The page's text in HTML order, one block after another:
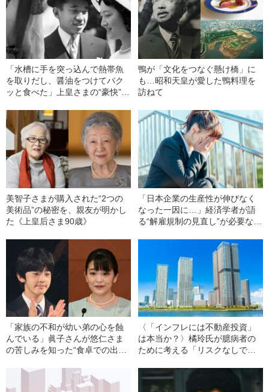
「水槽に手を突っ込んで熱帯魚
を取りだし、醤油をつけてパク
ッと食べた」上皇さまの“豪快”な
鴨が「文化をつなぐ懸け橋」に
も…昭和天皇が愛した鴨料理を
訪ねて
美智子さまが購入された“2つの
美術品”の秘密を、親友が明かし
た《上皇后さま90歳》
「日本企業の生産性が伸びなく
なった一因に…」経済学者が語
る“解雇規制の見直し”が必要な理
「家族の不和が幼い弟の心を蝕
んでいる」眞子さんが悠仁さま
の苦しみを知った“食卓での出来
〈「インフレには不動産投資」
は本当か？〉橘玲氏が臆病者の
ために考える「リスクなしで金